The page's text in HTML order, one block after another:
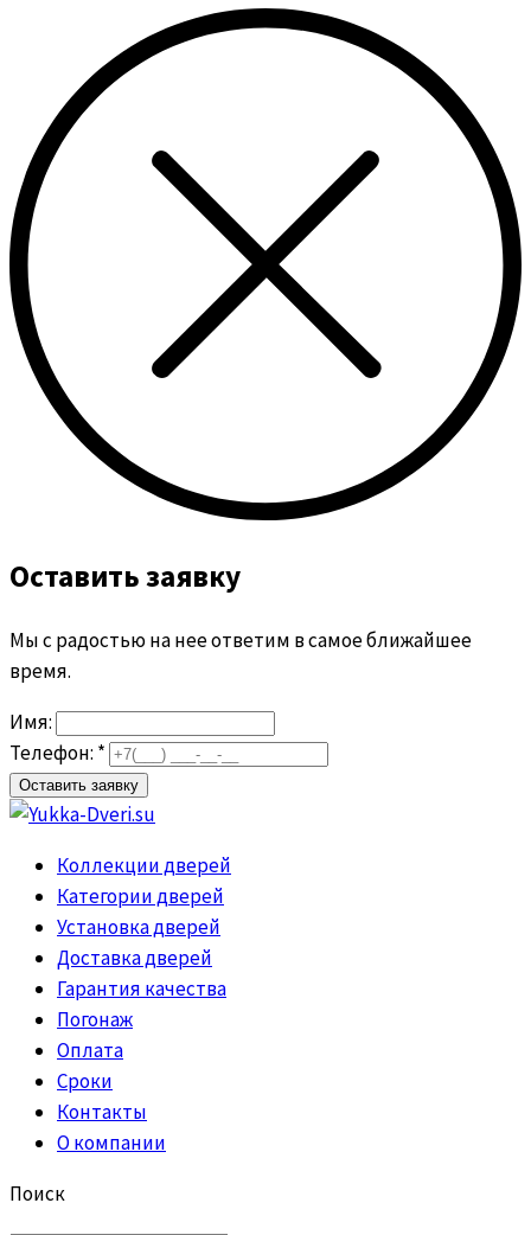
Оставить заявку
Мы с радостью на нее ответим в самое ближайшее
время.
Имя:
Телефон: *
Коллекции дверей
Категории дверей
Установка дверей
Доставка дверей
Гарантия качества
Погонаж
Оплата
Сроки
Контакты
О компании
Поиск